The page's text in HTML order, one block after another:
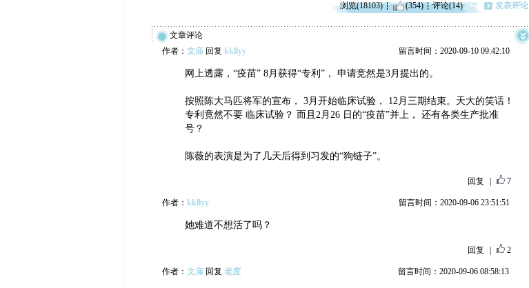
浏览(18103) (354) 评论(14) 发表评论
文章评论
作者： 文庙回复 kkllyy 留言时间：2020-09-10 09:42:10
网上透露，“疫苗” 8月获得“专利”， 申请竞然是3月提出的。
按照陈大马匹将军的宣布， 3月开始临床试验， 12月三期结束。天大的笑话！
专利竟然不要 临床试验？ 而且2月26 日的“疫苗”并上， 还有各类生产批准
号？
陈薇的表演是为了几天后得到习发的“狗链子”。
回复 7
作者： kkllyy 留言时间：2020-09-06 23:51:51
她难道不想活了吗？
回复 2
作者： 文庙回复 老度 留言时间：2020-09-06 08:58:13